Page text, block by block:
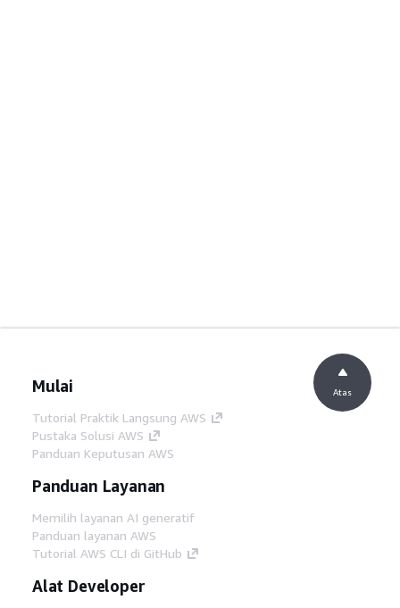
Mulai
Tutorial Praktik Langsung AWS
Pustaka Solusi AWS
Panduan Keputusan AWS
Panduan Layanan
Memilih layanan AI generatif
Panduan layanan AWS
Tutorial AWS CLI di GitHub
Alat Developer
Atas